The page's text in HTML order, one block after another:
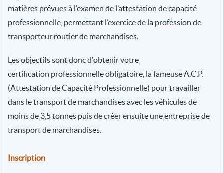
matières prévues à l’examen de l’attestation de capacité
professionnelle, permettant l’exercice de la profession de
transporteur routier de marchandises.
Les objectifs sont donc d'obtenir votre
certification professionnelle obligatoire, la fameuse A.C.P.
(Attestation de Capacité Professionnelle) pour travailler
dans le transport de marchandises avec les véhicules de
moins de 3,5 tonnes puis de créer ensuite une entreprise de
transport de marchandises.
Inscription